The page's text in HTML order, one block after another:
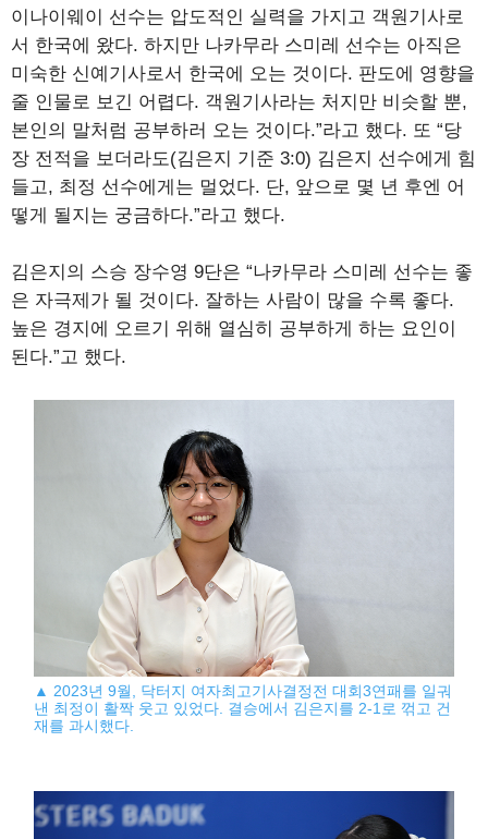
이나이웨이 선수는 압도적인 실력을 가지고 객원기사로
서 한국에 왔다. 하지만 나카무라 스미레 선수는 아직은
미숙한 신예기사로서 한국에 오는 것이다. 판도에 영향을
줄 인물로 보긴 어렵다. 객원기사라는 처지만 비슷할 뿐,
본인의 말처럼 공부하러 오는 것이다.”라고 했다. 또 “당
장 전적을 보더라도(김은지 기준 3:0) 김은지 선수에게 힘
들고, 최정 선수에게는 멀었다. 단, 앞으로 몇 년 후엔 어
떻게 될지는 궁금하다.”라고 했다.
김은지의 스승 장수영 9단은 “나카무라 스미레 선수는 좋
은 자극제가 될 것이다. 잘하는 사람이 많을 수록 좋다.
높은 경지에 오르기 위해 열심히 공부하게 하는 요인이
된다.”고 했다.
▲ 2023년 9월, 닥터지 여자최고기사결정전 대회3연패를 일궈
낸 최정이 활짝 웃고 있었다. 결승에서 김은지를 2-1로 꺾고 건
재를 과시했다.